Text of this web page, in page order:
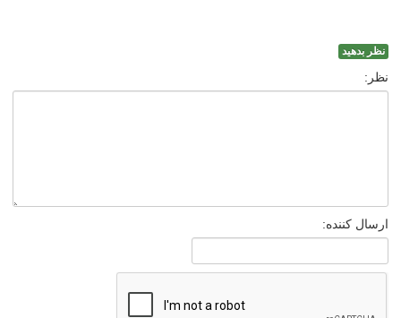
نظر بدهید
نظر:
ارسال کننده: